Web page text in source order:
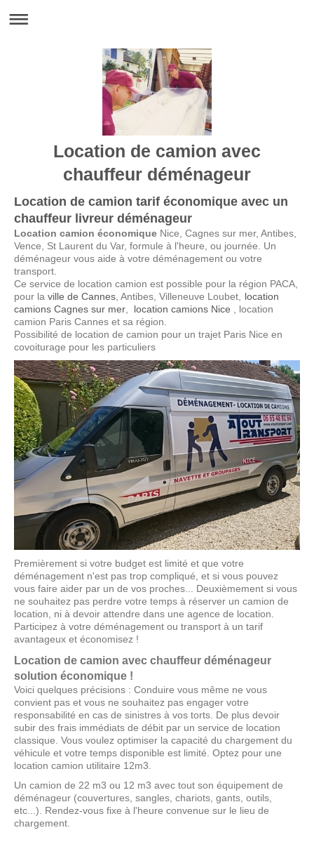
Location de camion avec
chauffeur déménageur
Location de camion tarif économique avec un
chauffeur livreur déménageur
Location camion économique Nice, Cagnes sur mer, Antibes,
Vence, St Laurent du Var, formule à l'heure, ou journée. Un
déménageur vous aide à votre déménagement ou votre
transport.
Ce service de location camion est possible pour la région PACA,
pour la ville de Cannes , Antibes, Villeneuve Loubet, location
camions Cagnes sur mer
location camions Nice , location
camion Paris Cannes et sa région.
Possibilité de location de camion pour un trajet Paris Nice en
covoiturage pour les particuliers
Premièrement si votre budget est limité et que votre
déménagement n'est pas trop compliqué, et si vous pouvez
vous faire aider par un de vos proches... Deuxièmement si vous
ne souhaitez pas perdre votre temps à réserver un camion de
location, ni à devoir attendre dans une agence de location.
Participez à votre déménagement ou transport à un tarif
avantageux et économisez !
Location de camion avec chauffeur déménageur
solution économique !
Voici quelques précisions : Conduire vous même ne vous
convient pas et vous ne souhaitez pas engager votre
responsabilité en cas de sinistres à vos torts. De plus devoir
subir des frais immédiats de débit par un service de location
classique. Vous voulez optimiser la capacité du chargement du
véhicule et votre temps disponible est limité. Optez pour une
location camion utilitaire 12m3.
Un camion de 22 m3 ou 12 m3 avec tout son équipement de
déménageur (couvertures, sangles, chariots, gants, outils,
etc...). Rendez-vous fixe à l'heure convenue sur le lieu de
chargement.